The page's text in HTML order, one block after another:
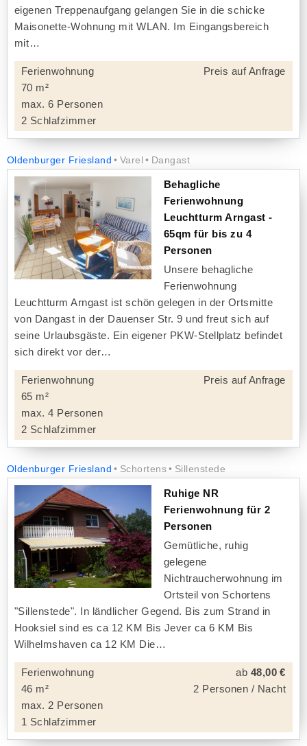
eigenen Treppenaufgang gelangen Sie in die schicke
Maisonette-Wohnung mit WLAN. Im Eingangsbereich
mit
Ferienwohnung
70 m²
max. 6 Personen
2 Schlafzimmer
Preis auf Anfrage
Oldenburger Friesland Varel Dangast
Behagliche
Ferienwohnung
Leuchtturm Arngast -
65qm für bis zu 4
Personen
Unsere behagliche
Ferienwohnung
Leuchtturm Arngast ist schön gelegen in der Ortsmitte
von Dangast in der Dauenser Str. 9 und freut sich auf
seine Urlaubsgäste. Ein eigener PKW-Stellplatz befindet
sich direkt vor der
Ferienwohnung
65 m²
max. 4 Personen
2 Schlafzimmer
Preis auf Anfrage
Oldenburger Friesland Schortens Sillenstede
Ruhige NR
Ferienwohnung für 2
Personen
Gemütliche, ruhig
gelegene
Nichtraucherwohnung im
Ortsteil von Schortens
"Sillenstede". In ländlicher Gegend. Bis zum Strand in
Hooksiel sind es ca 12 KM Bis Jever ca 6 KM Bis
Wilhelmshaven ca 12 KM Die
Ferienwohnung
46 m²
max. 2 Personen
1 Schlafzimmer
ab 48,00 €
2 Personen / Nacht